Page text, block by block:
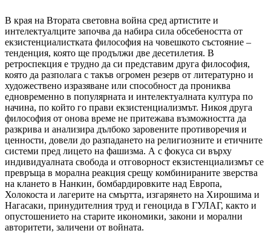
В края на Втората световна война сред артистите и
интелектуалците започва да набира сила обсебеността от
екзистенциалистката философия на човешкото състояние –
тенденция, която ще продължи две десетилетия. В
ретроспекция е трудно да си представим друга философия,
която да разполага с такъв огромен резерв от литературно и
художествено изразяване или способност да прониква
едновременно в популярната и интелектуалната култура по
начина, по който го прави екзистенциализмът. Никоя друга
философия от онова време не притежава възможността да
разкрива и анализира дълбоко заровените противоречия и
ценности, довели до разпадането на религиозните и етичните
системи пред лицето на фашизма. А с фокуса си върху
индивидуалната свобода и отговорност екзистенциализмът се
превръща в морална реакция срещу комбинираните зверства
на клането в Нанкин, бомбардировките над Европа,
Холокоста и лагерите на смъртта, изгарянето на Хирошима и
Нагасаки, принудителния труд и геноцида в ГУЛАГ, както и
опустошението на старите икономики, закони и морални
авторитети, заличени от войната.